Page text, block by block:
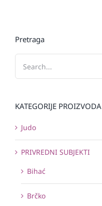
Pretraga
KATEGORIJE PROIZVODA
Judo
PRIVREDNI SUBJEKTI
Bihać
Brčko